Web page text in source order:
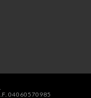
04060570985